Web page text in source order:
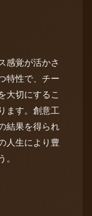
感覚が活かさ
特性で、チー
大切にするこ
ます。創意工
結果を得られ
人生により豊